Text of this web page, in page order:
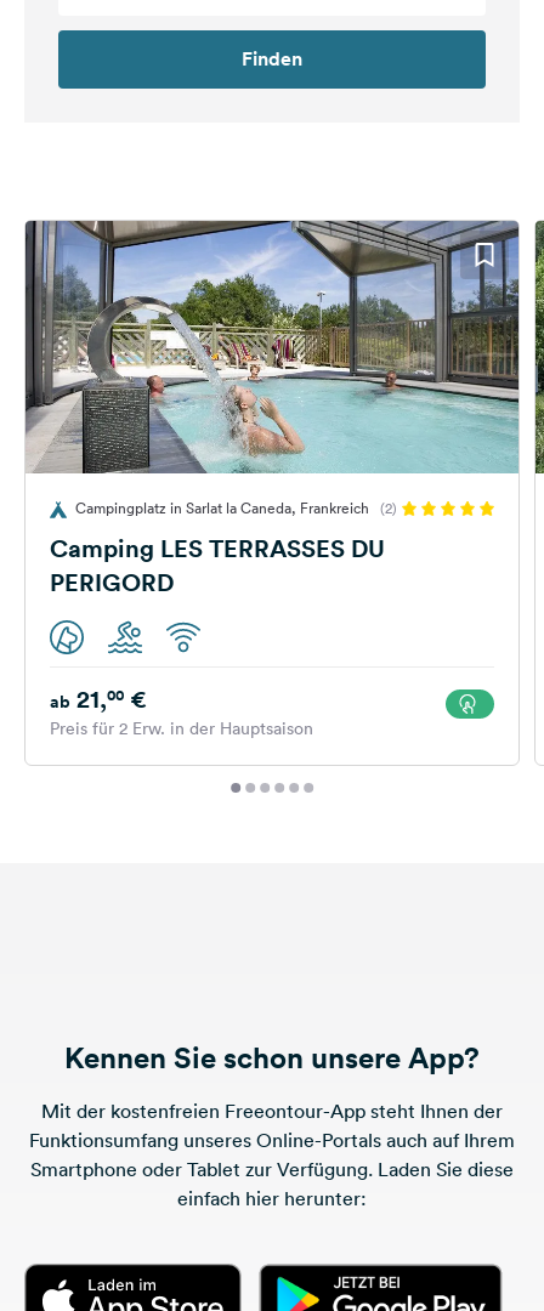
Finden
Campingplatz in Sarlat la Caneda, Frankreich (2)
Camping LES TERRASSES DU
PERIGORD
ab 21,00 €
Preis für 2 Erw. in der Hauptsaison
Kennen Sie schon unsere App?
Mit der kostenfreien Freeontour-App steht Ihnen der
Funktionsumfang unseres Online-Portals auch auf Ihrem
Smartphone oder Tablet zur Verfügung. Laden Sie diese
einfach hier herunter: